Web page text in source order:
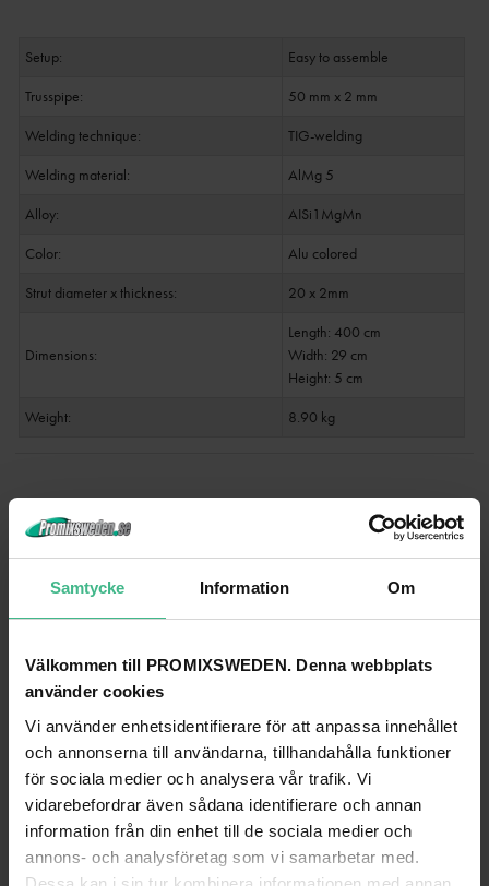
Samtycke Information Om
Välkommen till PROMIXSWEDEN. Denna webbplats
använder cookies
Vi använder enhetsidentifierare för att anpassa innehållet
och annonserna till användarna, tillhandahålla funktioner
för sociala medier och analysera vår trafik. Vi
vidarebefordrar även sådana identifierare och annan
information från din enhet till de sociala medier och
annons- och analysföretag som vi samarbetar med.
Setup:
Easy to assemble
Trusspipe:
50 mm x 2 mm
Welding technique:
TIG-welding
Welding material:
AlMg 5
Alloy:
AISi1MgMn
Color:
Alu colored
Strut diameter x thickness:
20 x 2mm
Dimensions:
Length: 400 cm
Width: 29 cm
Height: 5 cm
Weight:
8.90 kg
ALUTRUSS BILOCK E-GL22 1500 2-WAY CROSS BEAM